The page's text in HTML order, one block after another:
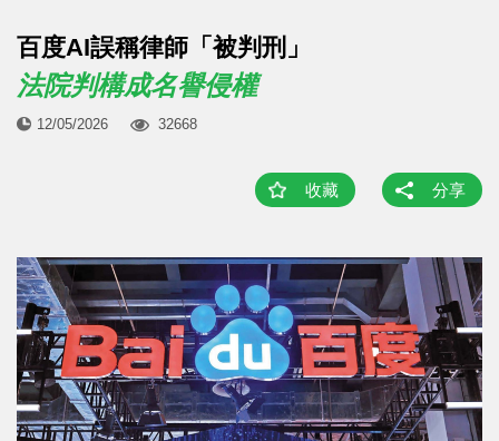
百度AI誤稱律師「被判刑」
法院判構成名譽侵權
12/05/2026 32668
收藏 分享